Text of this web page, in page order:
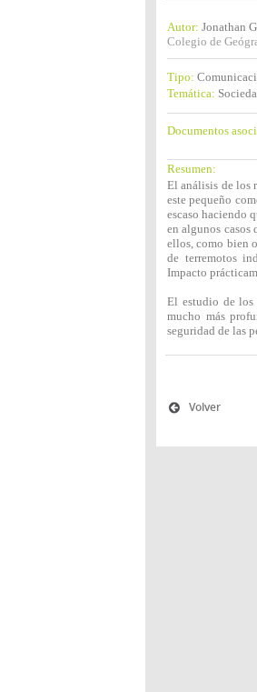
Autor: Jonathan
Colegio de
Tipo:
Temática:
Documentos
Resumen:
El análisis de los
este pequeño
escaso haciendo
en algunos casos
ellos, como bien
de terremotos
Impacto
El estudio de los
mucho más
seguridad de las
Volver